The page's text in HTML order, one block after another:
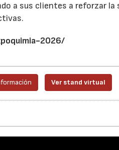
a sus clientes a reforzar la
2026/
Ver stand virtual